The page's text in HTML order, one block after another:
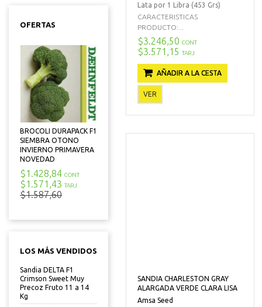
OFERTAS
BROCOLI DURAPACK F1
SIEMBRA OTONO
INVIERNO PRIMAVERA
NOVEDAD
$1.428,84 CONT
$1.571,43 TARJ
$1.587,60
LOS MÁS VENDIDOS
Sandia DELTA F1
Crimson Sweet Muy
Precoz Fruto 11 a 14
Kg
Lata por 1 Libra (453 Grs)
CARACTERISTICAS
PRODUCTO:...
$3.246,50 CONT
$3.571,15 TARJ
AÑADIR A LA CESTA
VER
SANDIA CHARLESTON GRAY
ALARGADA VERDE CLARA LISA
Amsa Seed